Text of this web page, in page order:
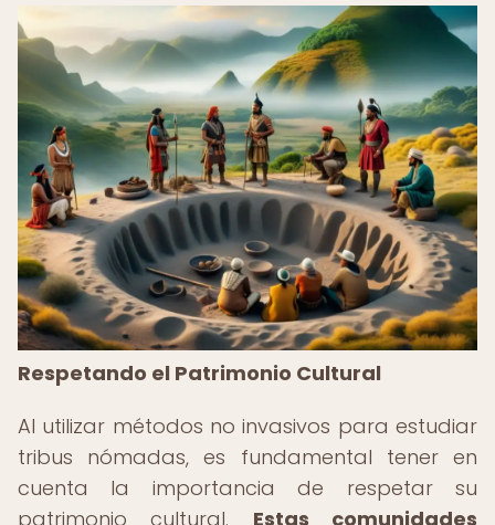
Respetando el Patrimonio Cultural
Al utilizar métodos no invasivos para estudiar
tribus nómadas, es fundamental tener en
cuenta la importancia de respetar su
patrimonio cultural. Estas comunidades